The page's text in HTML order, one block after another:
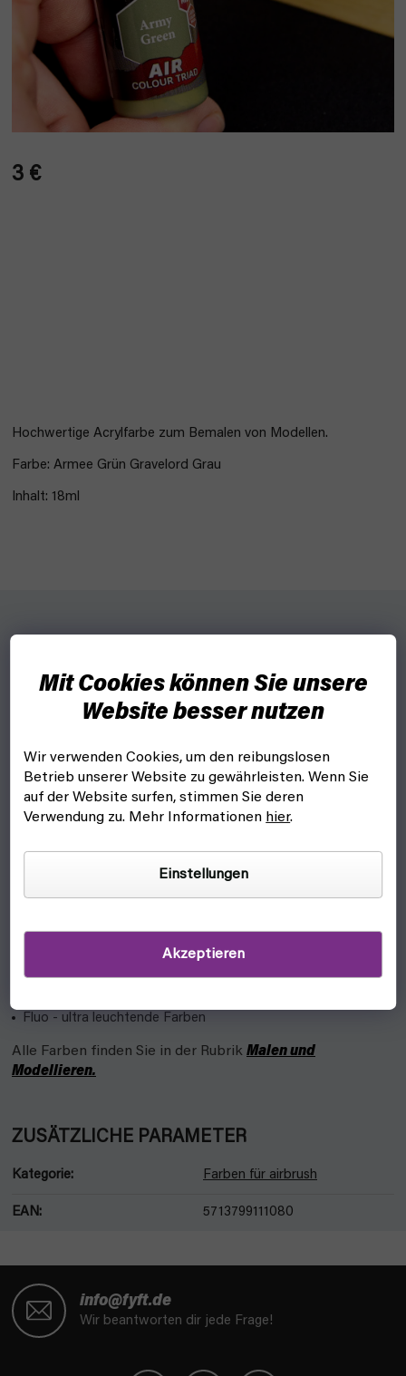
Mit Cookies können Sie unsere
Website besser nutzen
Wir verwenden Cookies, um den reibungslosen
Betrieb unserer Website zu gewährleisten. Wenn Sie
auf der Website surfen, stimmen Sie deren
Verwendung zu. Mehr Informationen hier.
Einstellungen
Akzeptieren
3 €
Hochwertige Acrylfarbe zum Bemalen von Modellen.
Farbe: Armee Grün Gravelord Grau
Inhalt: 18ml
Wargaming. Sie können sich von einem vorgefertigten
Schema inspirieren lassen oder Ihre eigene Fantasie
Arten von Farben
Air - für Airbrush-Grundierungen in verschiedenen Farbtönen
(Base, Mid, High)
Air Metallics - metallische Airbrush-Farbe
Effects - Farben für ungewöhnliche Effekte
Fluo - ultra leuchtende Farben
Alle Farben finden Sie in der Rubrik Malen und
Modellieren.
ZUSÄTZLICHE PARAMETER
Kategorie: Farben für airbrush
EAN: 5713799111080
info@fyft.de
Wir beantworten dir jede Frage!